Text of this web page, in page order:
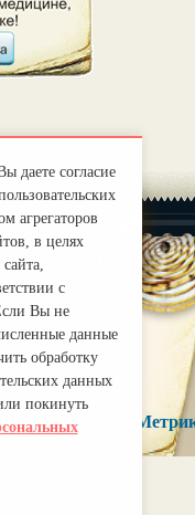
Правила
даете согласие
агрегаторов
в целях
с
Вы не
данные
обработку
данных
покинуть